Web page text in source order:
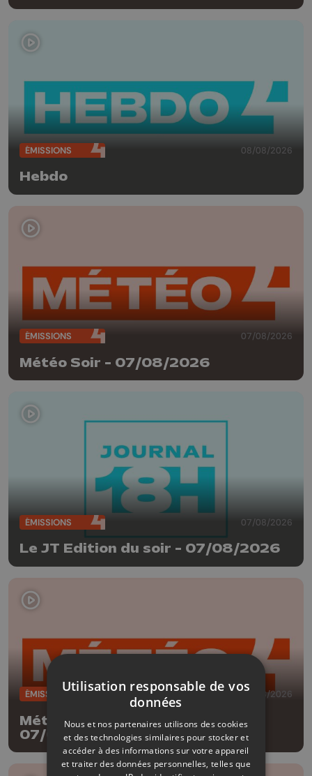
ÉMISSIONS 08/08/2026
Hebdo
ÉMISSIONS 07/08/2026
Météo Soir - 07/08/2026
ÉMISSIONS 07/08/2026
Le JT Edition du soir - 07/08/2026
ÉMISSIONS 07/08/2026
Météo Edition de la mi-journée -
07/08/2026
Utilisation responsable de vos
données
Nous et nos partenaires utilisons des cookies
et des technologies similaires pour stocker et
accéder à des informations sur votre appareil
et traiter des données personnelles, telles que